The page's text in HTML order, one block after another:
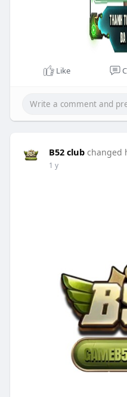
Like
B52 club changed
1 y